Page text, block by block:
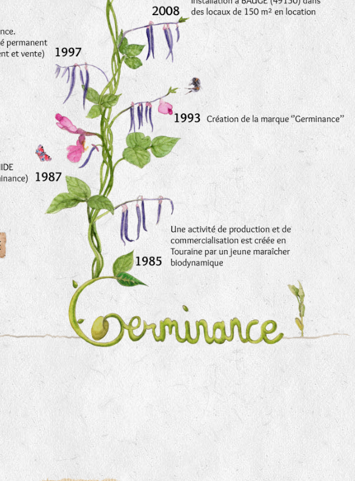
DE GONG, animée par Anne DEVOUGE
ET THEORIQUE autour du jardinage, biodynamie, la graine…
pour profiter des chemins bucoliques des environs
diverses : cuisine, vannerie, inventaires sur notre domaine avec un expert